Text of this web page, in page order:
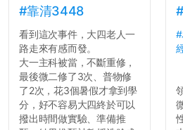
績無法體現你們的努力，但
往後你們正直的態度一定會
讓你們在社會上適應得更
好。最後，那些作弊的同
學，你們要瞭解到作弊對你
們而言是沒有任何好處的，
大學是你們唯一可以勇敢認
錯但不需要付出太大代價的
地方，你們在這時候如果不
#靠清3448
看到這次事件，大四老人一
路走來有感而發。
大一主科被當，不斷重修，
最後微二修了3次、普物修
了2次，花3個暑假才拿到學
分，好不容易大四終於可以
撥出時間做實驗、準備推